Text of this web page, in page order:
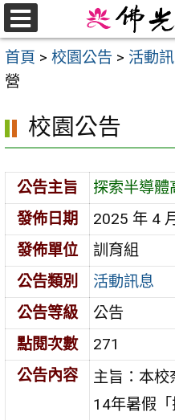
跳
至
主
要
首頁 > 校園公告 > 活動
營
校園公告
公告主旨
探索半導體
發佈日期
2025 年 4
發佈單位
訓育組
公告類別
活動訊息
公告等級
公告
點閱次數
271
公告內容
主旨：本校
14年暑假
選
單